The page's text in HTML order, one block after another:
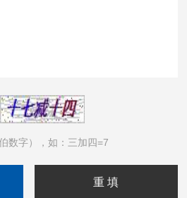
数字），如：三加四=7